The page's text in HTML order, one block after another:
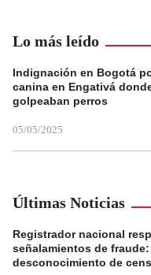
Lo más leído
Indignación en Bogotá
canina en Engativá
golpeaban perros
05/05/2025
Últimas Noticias
Registrador nacional
señalamientos de
desconocimiento de